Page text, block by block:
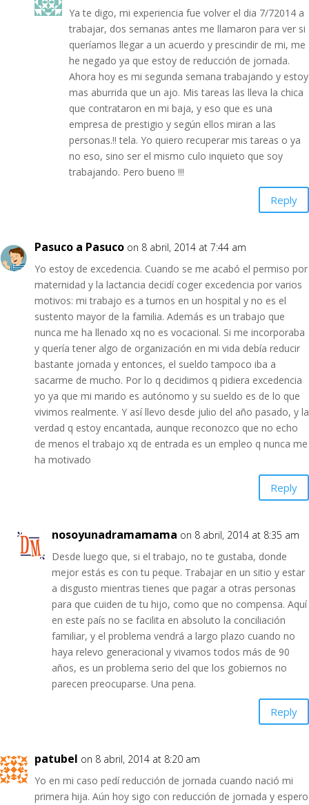
Ya te digo, mi experiencia fue volver el dia 7/72014 a
trabajar, dos semanas antes me llamaron para ver si
queríamos llegar a un acuerdo y prescindir de mi, me
he negado ya que estoy de reducción de jornada.
Ahora hoy es mi segunda semana trabajando y estoy
mas aburrida que un ajo. Mis tareas las lleva la chica
que contrataron en mi baja, y eso que es una
empresa de prestigio y según ellos miran a las
personas.!! tela. Yo quiero recuperar mis tareas o ya
no eso, sino ser el mismo culo inquieto que soy
trabajando. Pero bueno !!!
Reply
Pasuco a Pasuco on 8 abril, 2014 at 7:44 am
Yo estoy de excedencia. Cuando se me acabó el permiso por
maternidad y la lactancia decidí coger excedencia por varios
motivos: mi trabajo es a turnos en un hospital y no es el
sustento mayor de la familia. Además es un trabajo que
nunca me ha llenado xq no es vocacional. Si me incorporaba
y quería tener algo de organización en mi vida debía reducir
bastante jornada y entonces, el sueldo tampoco iba a
sacarme de mucho. Por lo q decidimos q pidiera excedencia
yo ya que mi marido es autónomo y su sueldo es de lo que
vivimos realmente. Y así llevo desde julio del año pasado, y la
verdad q estoy encantada, aunque reconozco que no echo
de menos el trabajo xq de entrada es un empleo q nunca me
ha motivado
Reply
nosoyunadramamama on 8 abril, 2014 at 8:35 am
Desde luego que, si el trabajo, no te gustaba, donde
mejor estás es con tu peque. Trabajar en un sitio y estar
a disgusto mientras tienes que pagar a otras personas
para que cuiden de tu hijo, como que no compensa. Aquí
en este país no se facilita en absoluto la conciliación
familiar, y el problema vendrá a largo plazo cuando no
haya relevo generacional y vivamos todos más de 90
años, es un problema serio del que los gobiernos no
parecen preocuparse. Una pena.
Reply
patubel on 8 abril, 2014 at 8:20 am
Yo en mi caso pedí reducción de jornada cuando nació mi
primera hija. Aún hoy sigo con reducción de jornada y espero